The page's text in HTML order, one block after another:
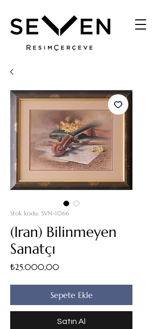
Stok kodu: SVN-1066
(Iran) Bilinmeyen
Sanatçı
₺25.000,00Fiyat
Sepete Ekle
Satın Al